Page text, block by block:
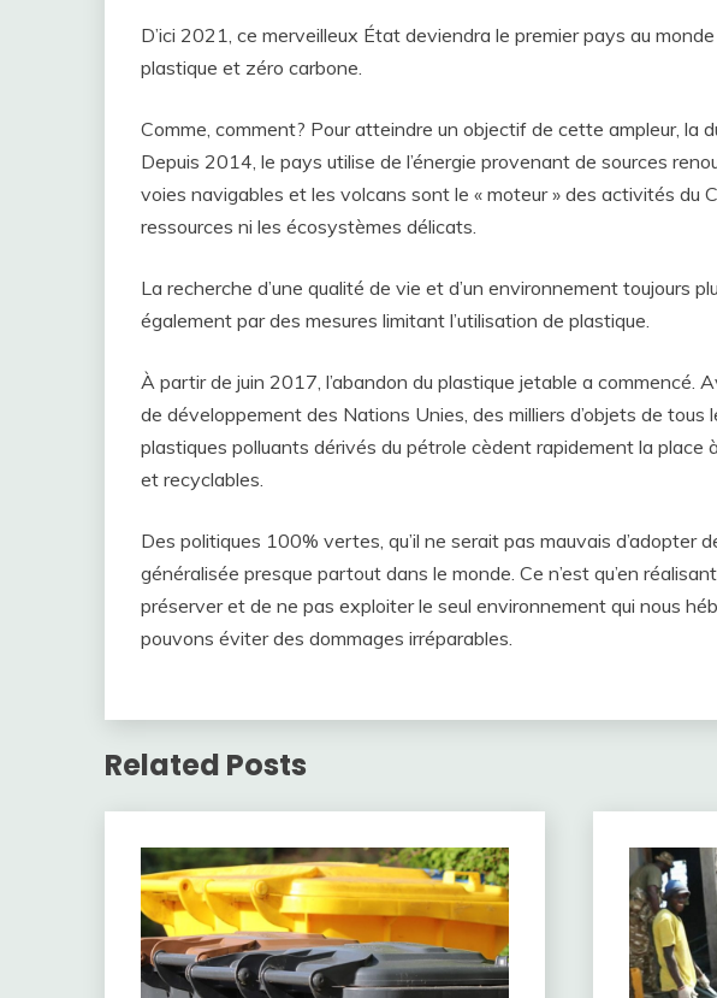
D’ici 2021, ce merveilleux État deviendra le premier pays au
plastique et zéro carbone.
Comme, comment? Pour atteindre un objectif de cette ampleur, la
Depuis 2014, le pays utilise de l’énergie provenant de sources
voies navigables et les volcans sont le « moteur » des activités du
ressources ni les écosystèmes délicats.
La recherche d’une qualité de vie et d’un environnement toujours
également par des mesures limitant l’utilisation de plastique.
À partir de juin 2017, l’abandon du plastique jetable a commencé.
de développement des Nations Unies, des milliers d’objets de tous
plastiques polluants dérivés du pétrole cèdent rapidement la place
et recyclables.
Des politiques 100% vertes, qu’il ne serait pas mauvais d’adopter
généralisée presque partout dans le monde. Ce n’est qu’en
préserver et de ne pas exploiter le seul environnement qui nous
pouvons éviter des dommages irréparables.
Related Posts